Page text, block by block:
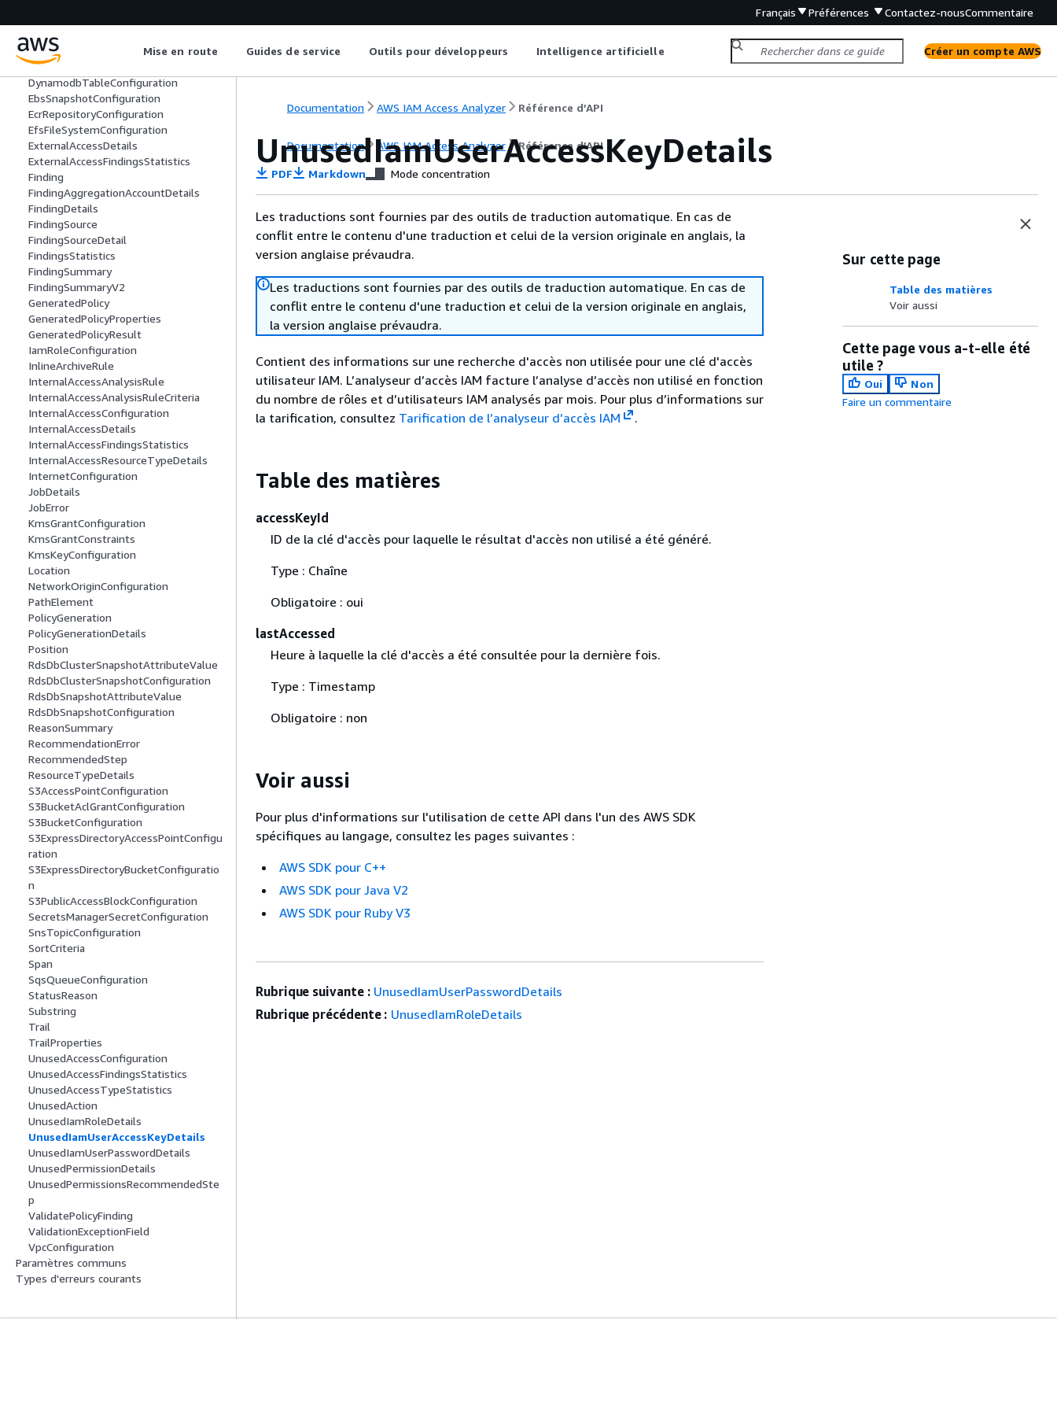
Français Préférences Contactez-nousCommentaire
Mise en route Guides de service Outils pour développeurs Intelligence artificielle Créer un compte AWS
Configuration
Criterion
DynamodbStreamConfiguration
DynamodbTableConfiguration
EbsSnapshotConfiguration
EcrRepositoryConfiguration
EfsFileSystemConfiguration
ExternalAccessDetails
ExternalAccessFindingsStatistics
Finding
FindingAggregationAccountDetails
FindingDetails
FindingSource
FindingSourceDetail
FindingsStatistics
FindingSummary
FindingSummaryV2
GeneratedPolicy
GeneratedPolicyProperties
GeneratedPolicyResult
IamRoleConfiguration
InlineArchiveRule
InternalAccessAnalysisRule
InternalAccessAnalysisRuleCriteria
InternalAccessConfiguration
InternalAccessDetails
InternalAccessFindingsStatistics
InternalAccessResourceTypeDetails
InternetConfiguration
JobDetails
JobError
KmsGrantConfiguration
KmsGrantConstraints
KmsKeyConfiguration
Location
NetworkOriginConfiguration
PathElement
PolicyGeneration
PolicyGenerationDetails
Position
RdsDbClusterSnapshotAttributeValue
RdsDbClusterSnapshotConfiguration
RdsDbSnapshotAttributeValue
RdsDbSnapshotConfiguration
ReasonSummary
RecommendationError
RecommendedStep
ResourceTypeDetails
S3AccessPointConfiguration
S3BucketAclGrantConfiguration
S3BucketConfiguration
S3ExpressDirectoryAccessPointConfigu
ration
S3ExpressDirectoryBucketConfiguratio
n
S3PublicAccessBlockConfiguration
SecretsManagerSecretConfiguration
SnsTopicConfiguration
SortCriteria
Span
SqsQueueConfiguration
StatusReason
Substring
Trail
TrailProperties
UnusedAccessConfiguration
UnusedAccessFindingsStatistics
UnusedAccessTypeStatistics
UnusedAction
UnusedIamRoleDetails
UnusedIamUserAccessKeyDetails
UnusedIamUserPasswordDetails
UnusedPermissionDetails
UnusedPermissionsRecommendedSte
p
ValidatePolicyFinding
ValidationExceptionField
VpcConfiguration
Paramètres communs
Types d'erreurs courants
Documentation AWS IAM Access Analyzer Référence d’API
Documentation AWS IAM Access Analyzer Référence d’API
UnusedIamUserAccessKeyDetails
PDF Markdown Mode concentration
Les traductions sont fournies par des outils de traduction automatique. En cas de
conflit entre le contenu d'une traduction et celui de la version originale en anglais, la
version anglaise prévaudra.
Les traductions sont fournies par des outils de traduction automatique. En cas de
conflit entre le contenu d'une traduction et celui de la version originale en anglais,
la version anglaise prévaudra.
Contient des informations sur une recherche d'accès non utilisée pour une clé d'accès
utilisateur IAM. L’analyseur d’accès IAM facture l’analyse d’accès non utilisé en fonction
du nombre de rôles et d’utilisateurs IAM analysés par mois. Pour plus d’informations sur
la tarification, consultez Tarification de l’analyseur d’accès IAM .
Table des matières
accessKeyId
ID de la clé d'accès pour laquelle le résultat d'accès non utilisé a été généré.
Type : Chaîne
Obligatoire : oui
lastAccessed
Heure à laquelle la clé d'accès a été consultée pour la dernière fois.
Type : Timestamp
Obligatoire : non
Voir aussi
Pour plus d'informations sur l'utilisation de cette API dans l'un des AWS SDK
spécifiques au langage, consultez les pages suivantes :
AWS SDK pour C++
AWS SDK pour Java V2
AWS SDK pour Ruby V3
Sur cette page
Table des matières
Voir aussi
Cette page vous a-t-elle été
utile ?
Oui
Non
Faire un commentaire
Rubrique suivante : UnusedIamUserPasswordDetails
Rubrique précédente : UnusedIamRoleDetails